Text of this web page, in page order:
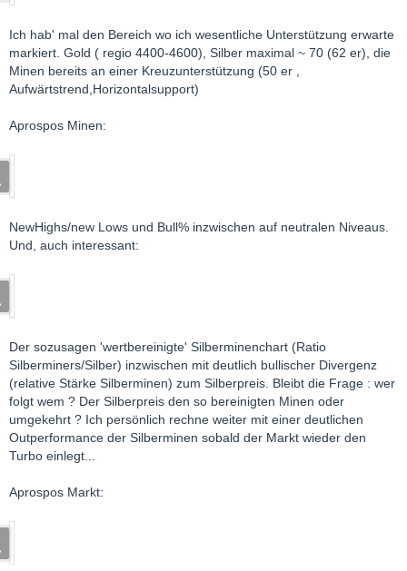
Ich hab' mal den Bereich wo ich wesentliche Unterstützung erwarte
markiert. Gold ( regio 4400-4600), Silber maximal ~ 70 (62 er), die
Minen bereits an einer Kreuzunterstützung (50 er ,
Aufwärtstrend,Horizontalsupport)
Aprospos Minen:
NewHighs/new Lows und Bull% inzwischen auf neutralen Niveaus.
Und, auch interessant:
Der sozusagen 'wertbereinigte' Silberminenchart (Ratio
Silberminers/Silber) inzwischen mit deutlich bullischer Divergenz
(relative Stärke Silberminen) zum Silberpreis. Bleibt die Frage : wer
folgt wem ? Der Silberpreis den so bereinigten Minen oder
umgekehrt ? Ich persönlich rechne weiter mit einer deutlichen
Outperformance der Silberminen sobald der Markt wieder den
Turbo einlegt...
Aprospos Markt: